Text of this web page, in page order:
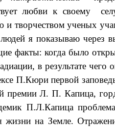
любви к своему
и творчеством ученых
я показываю через
факты: когда было
в результате
П.Кюри первой
премии Л. П. Капица,
П.Л.Капица
жизни на Земле.